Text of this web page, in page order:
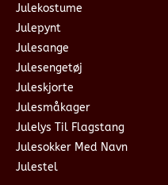
Julekostume
Julepynt
Julesange
Julesengetøj
Juleskjorte
Julesmåkager
Julelys Til Flagstang
Julesokker Med Navn
Julestel